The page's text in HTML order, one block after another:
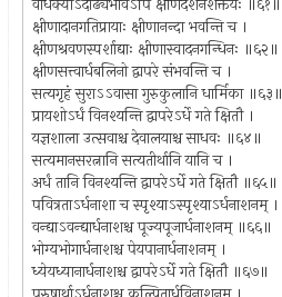
क्षीणादानगतिप्रायाः क्षीणानन्दा भवन्ति च ।
क्षीणश्रवणस्पर्शाद्याः क्षीणास्वादनगन्धिनः ॥६२॥
क्षीणसत्त्वार्धबलिनो द्वापरे संभवन्ति च ।
सत्यगृहं सुराऽऽवासा गुरुकुलानि धार्मिका ॥६३॥
प्रायशोऽर्धं विनश्यन्ति द्वापरेऽर्धे गते क्षितौ ।
यज्ञशाला उत्सवाश्च देवालयाश्च साधवः ॥६४॥
सत्यमानसरत्नानि सत्यतीर्थानि यानि च ।
अर्धं तानि विनश्यन्ति द्वापरेऽर्धे गते क्षितौ ॥६५॥
पवित्रताऽर्धनाशा च स्पृश्याऽस्पृश्याऽर्धनाशनम् ।
वन्द्याऽवन्द्यार्धनाशश्च पूज्यपूजार्धनाशनम् ॥६६॥
भोग्यभोगार्धनाशश्च पेयपानार्धनाशनम् ।
ध्येयध्यानार्धनाशश्च द्वापरेऽर्धे गते क्षितौ ॥६७॥